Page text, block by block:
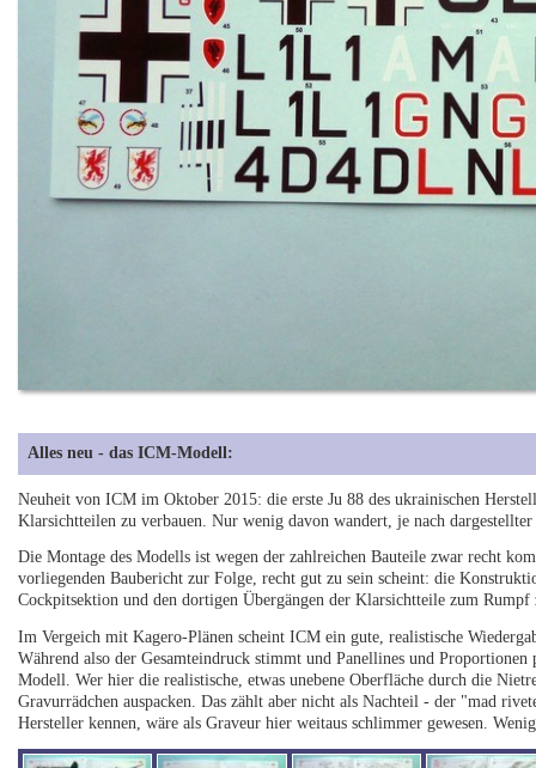
Alles neu - das ICM-Modell:
Neuheit von ICM im Oktober 2015: die erste Ju 88 des ukrainischen
Klarsichtteilen zu verbauen. Nur wenig davon wandert, je nach
Die Montage des Modells ist wegen der zahlreichen Bauteile zwar recht
vorliegenden Baubericht zur Folge, recht gut zu sein scheint: die
Cockpitsektion und den dortigen Übergängen der Klarsichtteile zum
Im Vergeich mit Kagero-Plänen scheint ICM ein gute, realistische
Während also der Gesamteindruck stimmt und Panellines und
Modell. Wer hier die realistische, etwas unebene Oberfläche durch die
Gravurrädchen auspacken. Das zählt aber nicht als Nachteil - der "mad
Hersteller kennen, wäre als Graveur hier weitaus schlimmer gewesen.